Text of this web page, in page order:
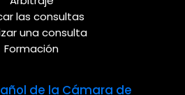
las consultas
una consulta
Formación
de la Cámara de